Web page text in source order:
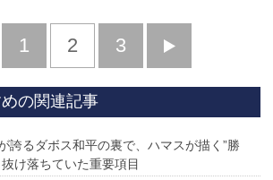
前
1 2 3
へ
の関連記事
誇るダボス和平の裏で、ハマスが描く”勝
け落ちていた重要項目